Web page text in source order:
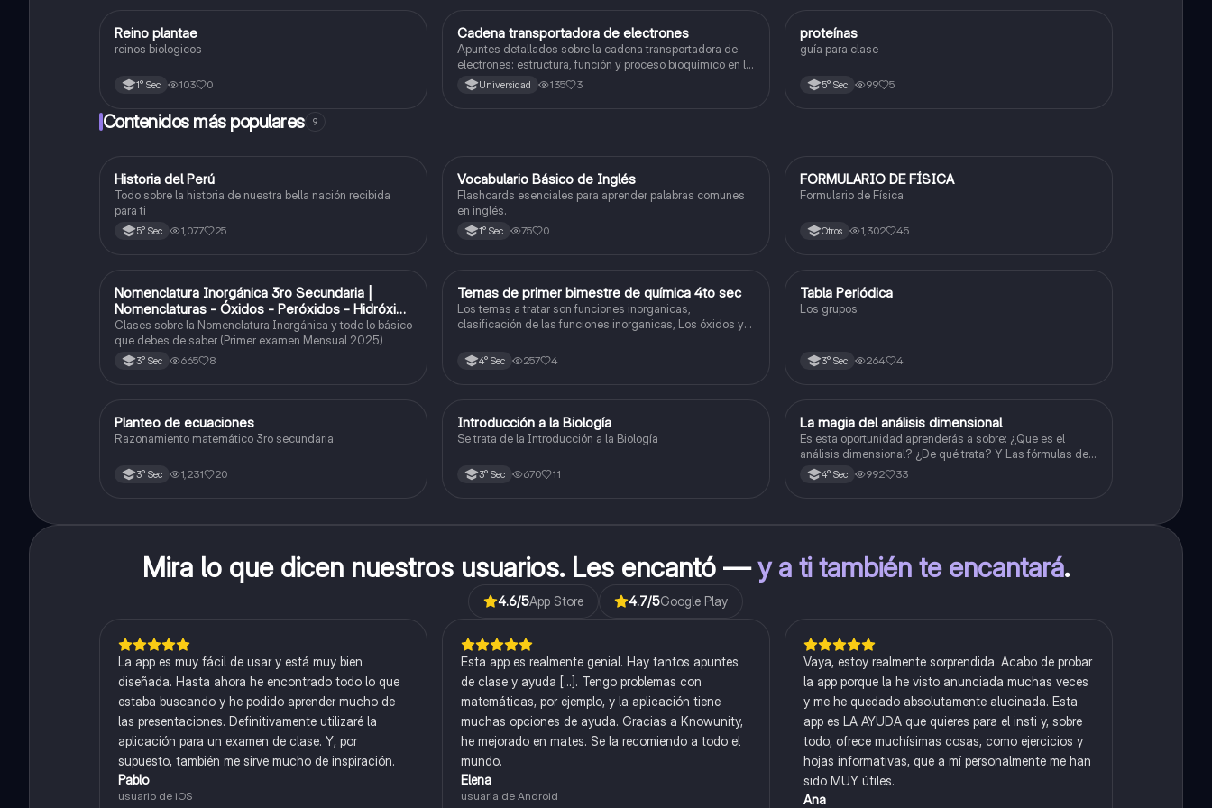
RCiencia y Tecnología
Reino plantae
reinos biologicos
1° Sec 103 0
Ciencia y Tecnología
Cadena transportadora de electrones
Apuntes detallados sobre la cadena transportadora de
electrones: estructura, función y proceso bioquímico en la
producción de ATP. Incluye esquemas y explicaciones
sobre los complejos proteicos, el gradiente de protones y
Universidad 135 3
Biología
proteínas
guía para clase
5° Sec 99 5
Contenidos más populares 9
Ciencias Sociales
Historia del Perú
Todo sobre la historia de nuestra bella nación recibida
para ti
5° Sec 1,077 25
VInglés
Vocabulario Básico de Inglés
Flashcards esenciales para aprender palabras comunes
en inglés.
1° Sec 75 0
Física
FORMULARIO DE FÍSICA
Formulario de Física
Otros 1,302 45
Química
Nomenclatura Inorgánica 3ro Secundaria |
Nomenclaturas - Óxidos - Peróxidos - Hidróxido
o Bases
Clases sobre la Nomenclatura Inorgánica y todo lo básico
que debes de saber (Primer examen Mensual 2025)
3° Sec 665 8
Química
Temas de primer bimestre de química 4to sec
Los temas a tratar son funciones inorganicas,
clasificación de las funciones inorganicas, Los óxidos y
4° Sec 257 4
Química
Tabla Periódica
Los grupos
3° Sec 264 4
Matemáticas
Planteo de ecuaciones
Razonamiento matemático 3ro secundaria
3° Sec 1,231 20
Biología
Introducción a la Biología
Se trata de la Introducción a la Biología
3° Sec 670 11
Física
La magia del análisis dimensional
Es esta oportunidad aprenderás a sobre: ¿Que es el
análisis dimensional? ¿De qué trata? Y Las fórmulas de
las magnitudes fundamentales y derivadas.
4° Sec 992 33
Mira lo que dicen nuestros usuarios. Les encantó —y a ti también te encantará.
4.6/5App Store 4.7/5Google Play
La app es muy fácil de usar y está muy bien
diseñada. Hasta ahora he encontrado todo lo que
estaba buscando y he podido aprender mucho de
las presentaciones. Definitivamente utilizaré la
aplicación para un examen de clase. Y, por
supuesto, también me sirve mucho de inspiración.
Pablo
usuario de iOS
Esta app es realmente genial. Hay tantos apuntes
de clase y ayuda [...]. Tengo problemas con
matemáticas, por ejemplo, y la aplicación tiene
muchas opciones de ayuda. Gracias a Knowunity,
he mejorado en mates. Se la recomiendo a todo el
mundo.
Elena
usuaria de Android
Vaya, estoy realmente sorprendida. Acabo de probar
la app porque la he visto anunciada muchas veces
y me he quedado absolutamente alucinada. Esta
app es LA AYUDA que quieres para el insti y, sobre
todo, ofrece muchísimas cosas, como ejercicios y
hojas informativas, que a mí personalmente me han
sido MUY útiles.
Ana